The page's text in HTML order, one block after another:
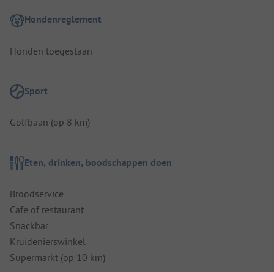
Hondenreglement
Honden toegestaan
Sport
Golfbaan (op 8 km)
Eten, drinken, boodschappen doen
Broodservice
Cafe of restaurant
Snackbar
Kruidenierswinkel
Supermarkt (op 10 km)